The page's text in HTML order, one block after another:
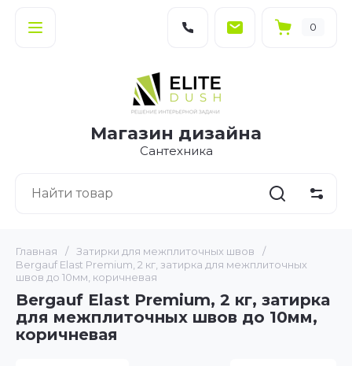
0
Магазин дизайна
Сантехника
Главная / Затирки для межплиточных швов
/
Bergauf Elast Premium, 2 кг, затирка для межплиточных
швов до 10мм, коричневая
Bergauf Elast Premium, 2 кг, затирка
для межплиточных швов до 10мм,
коричневая